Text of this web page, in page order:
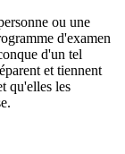
ou une
d'examen
d'un tel
et tiennent
qu'elles les